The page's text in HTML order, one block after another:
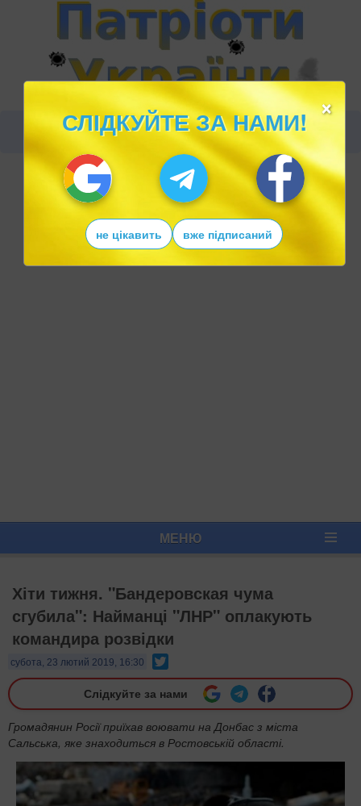
МЕНЮ
Хіти тижня. "Бандеровская чума
сгубила": Найманці "ЛНР" оплакують
командира розвідки
субота, 23 лютий 2019, 16:30
Слідкуйте за нами
Громадянин Росії приїхав воювати на Донбас з міста
Сальська, яке знаходиться в Ростовській області.
×
СЛІДКУЙТЕ ЗА НАМИ!
не цікавить вже підписаний